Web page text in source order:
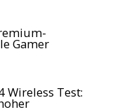
Gamer
Wireless Test: